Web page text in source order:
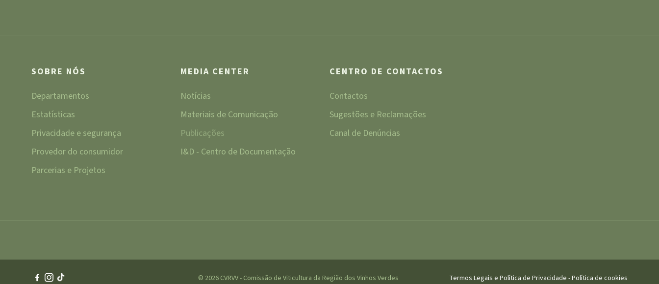
SOBRE NÓS
Departamentos
Estatísticas
Privacidade e segurança
Provedor do consumidor
Parcerias e Projetos
MEDIA CENTER
Notícias
Materiais de Comunicação
Publicações
I&D - Centro de Documentação
CENTRO DE CONTACTOS
Contactos
Sugestões e Reclamações
Canal de Denúncias
© 2026 CVRVV - Comissão de Viticultura da Região dos Vinhos Verdes Termos Legais e Política de Privacidade -Política de cookies